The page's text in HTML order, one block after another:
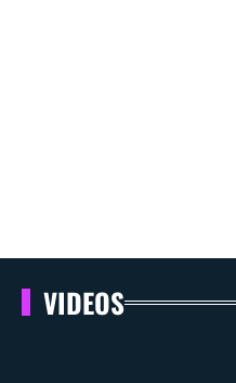
VIDEOS